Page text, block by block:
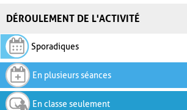
DÉROULEMENT DE L'ACTIVITÉ
Sporadiques
En plusieurs séances
En classe seulement